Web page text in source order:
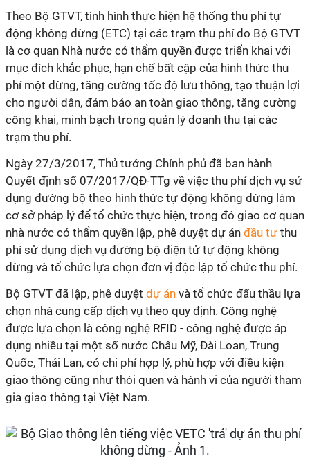
Theo Bộ GTVT, tình hình thực hiện hệ thống thu phí tự
động không dừng (ETC) tại các trạm thu phí do Bộ GTVT
là cơ quan Nhà nước có thẩm quyền được triển khai với
mục đích khắc phục, hạn chế bất cập của hình thức thu
phí một dừng, tăng cường tốc độ lưu thông, tạo thuận lợi
cho người dân, đảm bảo an toàn giao thông, tăng cường
công khai, minh bạch trong quản lý doanh thu tại các
trạm thu phí.
Ngày 27/3/2017, Thủ tướng Chính phủ đã ban hành
Quyết định số 07/2017/QĐ-TTg về việc thu phí dịch vụ sử
dụng đường bộ theo hình thức tự động không dừng làm
cơ sở pháp lý để tổ chức thực hiện, trong đó giao cơ quan
nhà nước có thẩm quyền lập, phê duyệt dự án đầu tư thu
phí sử dụng dịch vụ đường bộ điện tử tự động không
dừng và tổ chức lựa chọn đơn vị độc lập tổ chức thu phí.
Bộ GTVT đã lập, phê duyệt dự án và tổ chức đấu thầu lựa
chọn nhà cung cấp dịch vụ theo quy định. Công nghệ
được lựa chọn là công nghệ RFID - công nghệ được áp
dụng nhiều tại một số nước Châu Mỹ, Đài Loan, Trung
Quốc, Thái Lan, có chi phí hợp lý, phù hợp với điều kiện
giao thông cũng như thói quen và hành vi của người tham
gia giao thông tại Việt Nam.